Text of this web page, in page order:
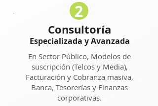
Consultoría
Especializada y Avanzada
En Sector Público, Modelos de
suscripción (Telcos y Media),
Facturación y Cobranza masiva,
Banca, Tesorerías y Finanzas
corporativas.
2